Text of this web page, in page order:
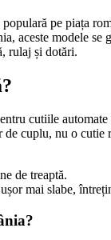
pe piața
aceste modele
rulaj și dotări.
cutiile
cuplu, nu o
de treaptă.
mai slabe,